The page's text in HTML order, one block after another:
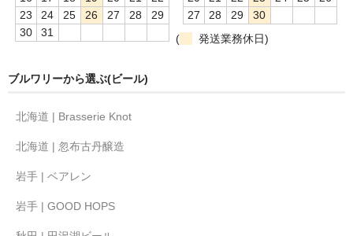
23
24 25 26 27 28
29
30
31
27
28 29
30
(
発送業務休日)
ブルワリーから選ぶ(ビール)
北海道 | Brasserie Knot
北海道 | 忽布古丹醸造
岩手 | ベアレン
岩手 | GOOD HOPS